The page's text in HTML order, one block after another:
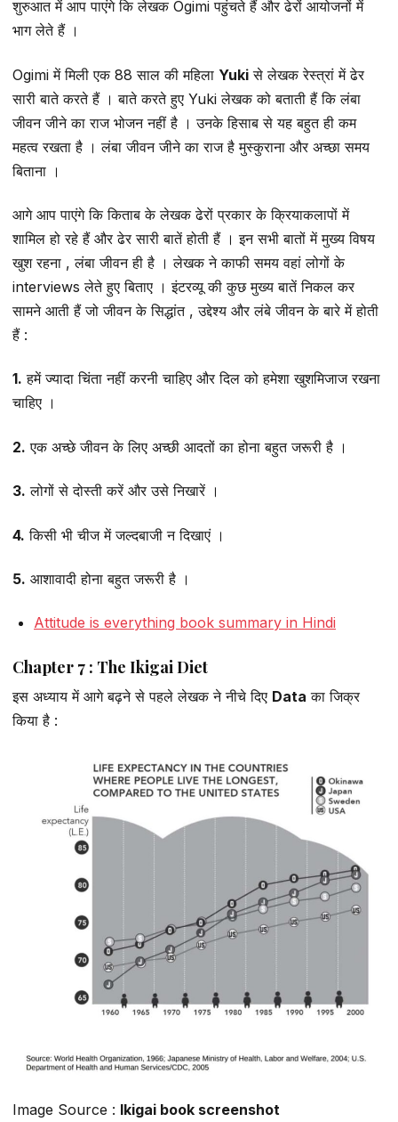
शुरुआत में आप पाएंगे कि लेखक Ogimi पहुंचते हैं और ढेरों आयोजनों में
भाग लेते हैं ।
Ogimi में मिली एक 88 साल की महिला Yuki से लेखक रेस्त्रां में ढेर
सारी बाते करते हैं । बाते करते हुए Yuki लेखक को बताती हैं कि लंबा
जीवन जीने का राज भोजन नहीं है । उनके हिसाब से यह बहुत ही कम
महत्व रखता है । लंबा जीवन जीने का राज है मुस्कुराना और अच्छा समय
बिताना ।
आगे आप पाएंगे कि किताब के लेखक ढेरों प्रकार के क्रियाकलापों में
शामिल हो रहे हैं और ढेर सारी बातें होती हैं । इन सभी बातों में मुख्य विषय
खुश रहना , लंबा जीवन ही है । लेखक ने काफी समय वहां लोगों के
interviews लेते हुए बिताए । इंटरव्यू की कुछ मुख्य बातें निकल कर
सामने आती हैं जो जीवन के सिद्धांत , उद्देश्य और लंबे जीवन के बारे में होती
हैं :
1. हमें ज्यादा चिंता नहीं करनी चाहिए और दिल को हमेशा खुशमिजाज रखना
चाहिए ।
2. एक अच्छे जीवन के लिए अच्छी आदतों का होना बहुत जरूरी है ।
3. लोगों से दोस्ती करें और उसे निखारें ।
4. किसी भी चीज में जल्दबाजी न दिखाएं ।
5. आशावादी होना बहुत जरूरी है ।
Attitude is everything book summary in Hindi
Chapter 7 : The Ikigai Diet
इस अध्याय में आगे बढ़ने से पहले लेखक ने नीचे दिए Data का जिक्र
किया है :
Image Source : Ikigai book screenshot